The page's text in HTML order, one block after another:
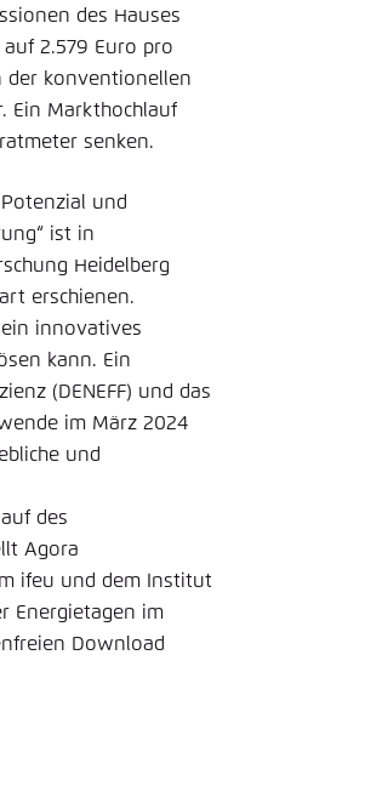
des Hauses
2.579 Euro pro
der konventionellen
Ein Markthochlauf
senken.
und
ist in
Heidelberg
erschienen.
innovatives
kann. Ein
(DENEFF) und das
im März 2024
und
des
Agora
ifeu und dem Institut
Energietagen im
Download